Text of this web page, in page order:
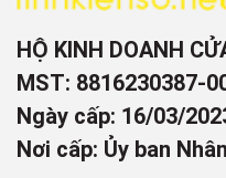
HỘ KINH DOANH
MST: 8816230387-
Ngày cấp: 16/03/
Nơi cấp: Ủy ban